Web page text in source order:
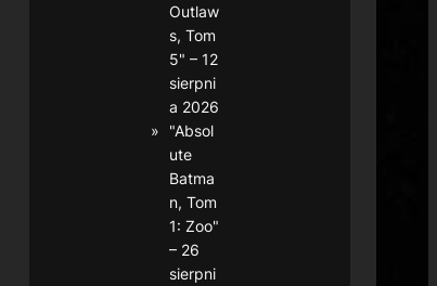
Outlaw
s, Tom
5" – 12
sierpni
a 2026
"Absol
ute
Batma
n, Tom
1: Zoo"
– 26
sierpni